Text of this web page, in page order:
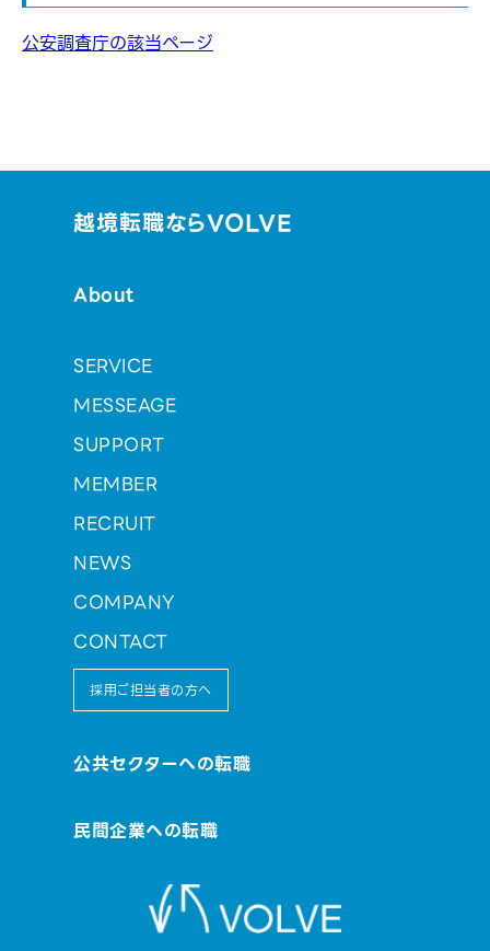
公安調査庁の該当ページ
越境転職ならVOLVE
About
SERVICE
MESSEAGE
SUPPORT
MEMBER
RECRUIT
NEWS
COMPANY
CONTACT
採用ご担当者の方へ
公共セクターへの転職
民間企業への転職